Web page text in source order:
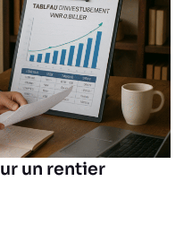
un rentier